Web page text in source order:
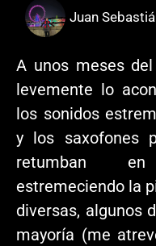
Juan
A unos meses
levemente lo
los sonidos
y los saxofones
retumban
estremeciendo la
diversas, algunos
mayoría (me